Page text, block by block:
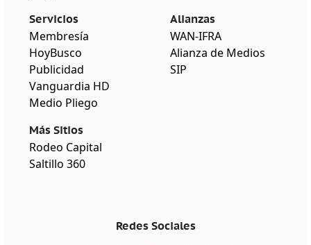
Servicios
Membresía
HoyBusco
Publicidad
Vanguardia HD
Medio Pliego
Más Sitios
Rodeo Capital
Saltillo 360
Alianzas
WAN-IFRA
Alianza de Medios
SIP
Redes Sociales